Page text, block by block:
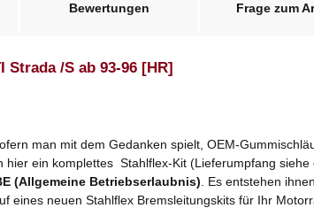
Bewertungen Frage zum
/S ab 93-96 [HR]
man mit dem Gedanken spielt, OEM-
ein komplettes Stahlflex-Kit (Lieferumpfang
(Allgemeine Betriebserlaubnis) . Es entstehen
eines neuen Stahlflex Bremsleitungskits für Ihr